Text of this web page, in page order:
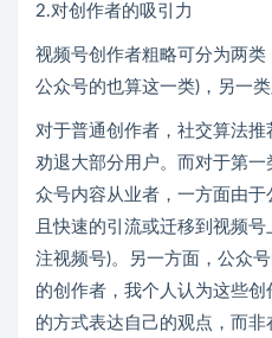
2.对创作者的吸引力
视频号创作者粗略可分为两
公众号的也算这一类)，另一类
对于普通创作者，社交算法
劝退大部分用户。而对于第
众号内容从业者，一方面由
且快速的引流或迁移到视频
注视频号)。另一方面，公众
的创作者，我个人认为这些
的方式表达自己的观点，而